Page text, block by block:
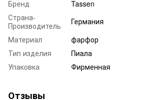
Бренд
Tassen
Страна-
Производитель
Германия
Материал
фарфор
Тип изделия
Пиала
Упаковка
Фирменная
Отзывы